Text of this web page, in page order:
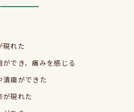
現れた
でき、痛みを感じる
潰瘍ができた
が現れた